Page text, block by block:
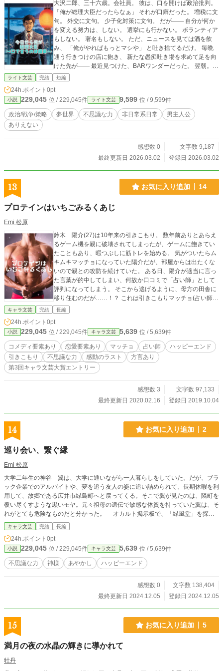
大沢二郎、三十六歳。会社員。 彼は、口を開けば政治批判。
「俺が総理大臣だったらなぁ」 それが口癖だった。 増税に文
句。 外交に文句。 少子化対策に文句。 だが―― 自分が何か
を変える努力は、しない。 選挙にも行かない。 ボランティア
もしない。 署名もしない。 ただ、ニュースを見ては酒を飲
み、 「俺がやればもっとマシや」 と吐き捨てるだけ。 毎晩
通う行きつけの店に飽き、 新たな愚痴吐き場を求めて足を向
けた先が―― 最近見つけた、BARワンダーだった。 翌朝。
ライト文芸 完結 短編
24h.ポイント 0pt
小説 229,045 位 / 229,045件 ライト文芸 9,599 位 / 9,599件
政治/戦争/策略 夢世界 不思議な力 非日常系日常
男主人公
ありえない
感想数 0
文字数 9,187
最終更新日 2026.03.02
登録日 2026.03.02
13 お気に入り追加 14
プロテインはいちごみるくあじ
Emi 松原
鈴木 陽介(27)は10年来の引きこもり。 数年前ありとあらえ
るゲーム機を親に破壊されてしまったが、ゲームに飽きてい
たこともあり、暇つぶしに筋トレを始める。 気がついたらム
キムキマッチョになっていた陽介だが、部屋からは出たくな
いので親との攻防を続けていた。 ある日、陽介が適当に言っ
た言葉が的中してしまい、何故か口コミで「占い師」として
評判になってしまう。 そこから逃げるように、母方の田舎に
移り住むのだが……！？ これは引きこもりマッチョ(占い師)
の感動のストーリー？
キャラ文芸 完結 長編
24h.ポイント 0pt
小説 229,045 位 / 229,045件 キャラ文芸 5,639 位 / 5,639件
コメディ要素あり 恋愛要素あり マッチョ 占い師
ハッピーエンド
引きこもり
不思議な力 感動のラスト
方言あり
第3回キャラ文芸大賞エントリー
感想数 3
文字数 97,133
最終更新日 2020.02.16
登録日 2019.10.04
14 お気に入り追加 2
巡り会い、繋ぐ縁
Emi 松原
大学二年生の神谷 翼は、大学に通いながら一人暮らしをしていた。だが、ブラ
ック企業でのアルバイトや、夢を追う友人の姿に追い詰められて、長期休暇を利
用して、故郷である広井市緑島町へと戻ってくる。そこで翼が見たのは、隣町を
覆い尽くすような黒いモヤ。元々祖母の遺伝で敏感な体質を持っていた翼は、そ
れがとても危険なものだと分かった。 オカルト掲示板で、「緑風堂」を探せ
と助言を受けた翼は、まずは身を守るために、祖母とまわっていた氏神様の玉沖
神社へとお参りに行く。そしていつも登っていた山岳信仰の山で、カラスに襲わ
れていた、見た目がウォンバットの謎の生物を助けたことをきっかけに、緑風堂
へとたどり着く。 架空の町を舞台にした、ローファンタジーの物語。
キャラ文芸 完結 長編
24h.ポイント 0pt
小説 229,045 位 / 229,045件 キャラ文芸 5,639 位 / 5,639件
不思議な力 神様 あやかし ハッピーエンド
感想数 0
文字数 138,404
最終更新日 2024.12.05
登録日 2024.12.05
15 お気に入り追加 5
満月の夜の水晶の輝きに導かれて
牡丹